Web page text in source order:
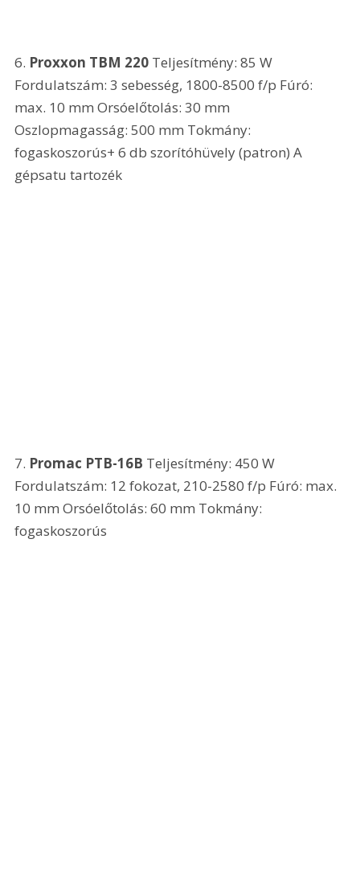
6. Proxxon TBM 220 Teljesítmény: 85 W
Fordulatszám: 3 sebesség, 1800-8500 f/p Fúró:
max. 10 mm Orsóelőtolás: 30 mm
Oszlopmagasság: 500 mm Tokmány:
fogaskoszorús+ 6 db szorítóhüvely (patron) A
gépsatu tartozék
7. Promac PTB-16B Teljesítmény: 450 W
Fordulatszám: 12 fokozat, 210-2580 f/p Fúró: max.
10 mm Orsóelőtolás: 60 mm Tokmány:
fogaskoszorús